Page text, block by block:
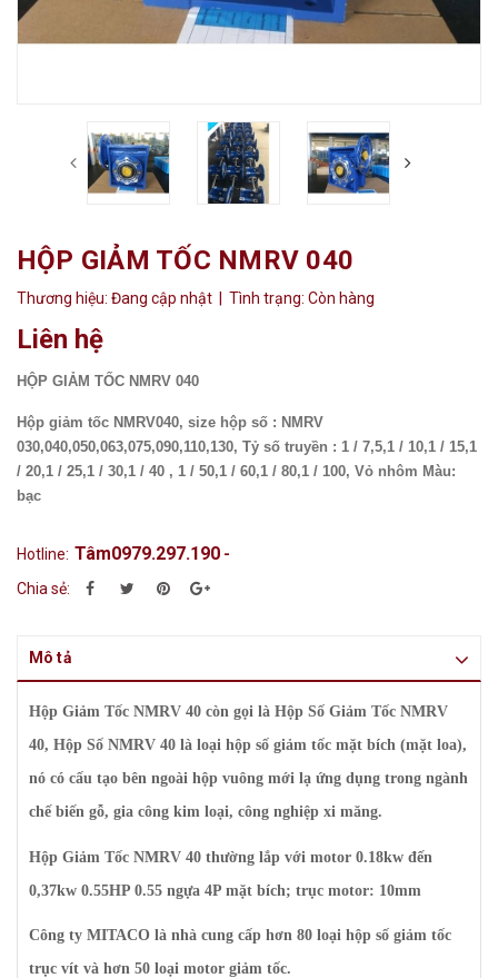
HỘP GIẢM TỐC NMRV 040
Thương hiệu: Đang cập nhật | Tình trạng: Còn hàng
Liên hệ
HỘP GIẢM TỐC NMRV 040
Hộp giảm tốc NMRV040, size hộp số : NMRV
030,040,050,063,075,090,110,130, Tỷ số truyền : 1 / 7,5,1 / 10,1 / 15,1
/ 20,1 / 25,1 / 30,1 / 40 , 1 / 50,1 / 60,1 / 80,1 / 100, Vỏ nhôm Màu:
bạc
Hotline: Tâm0979.297.190 -
Chia sẻ:
Mô tả
Hộp Giảm Tốc NMRV 40 còn gọi là Hộp Số Giảm Tốc NMRV
40, Hộp Số NMRV 40 là loại hộp số giảm tốc mặt bích (mặt loa),
nó có cấu tạo bên ngoài hộp vuông mới lạ ứng dụng trong ngành
chế biến gỗ, gia công kim loại, công nghiệp xi măng.
Hộp Giảm Tốc NMRV 40 thường lắp với motor 0.18kw đến
0,37kw 0.55HP 0.55 ngựa 4P mặt bích; trục motor: 10mm
Công ty MITACO là nhà cung cấp hơn 80 loại hộp số giảm tốc
trục vít và hơn 50 loại motor giảm tốc.